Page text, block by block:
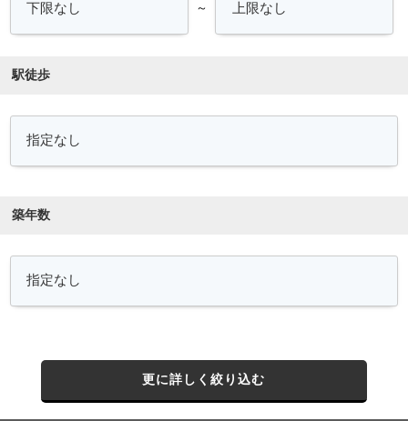
～
駅徒歩
築年数
更に詳しく絞り込む